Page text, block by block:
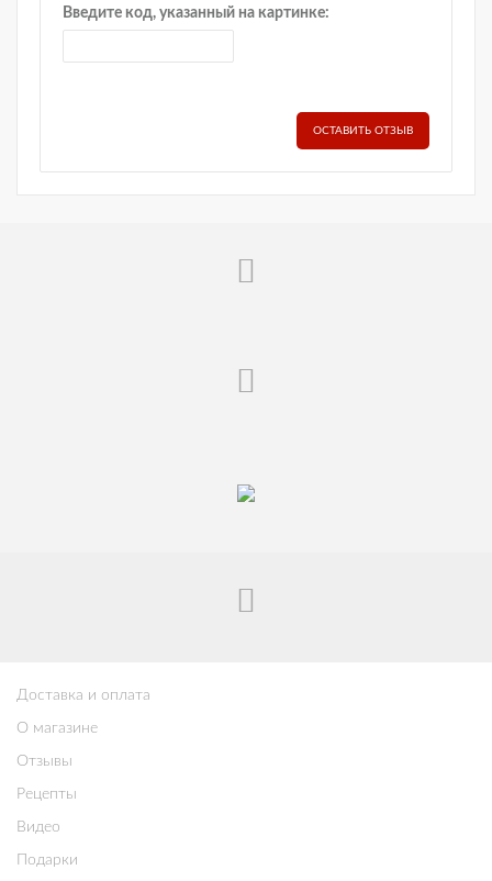
Введите код, указанный на картинке:
ОСТАВИТЬ ОТЗЫВ
Доставка и оплата
О магазине
Отзывы
Рецепты
Видео
Подарки